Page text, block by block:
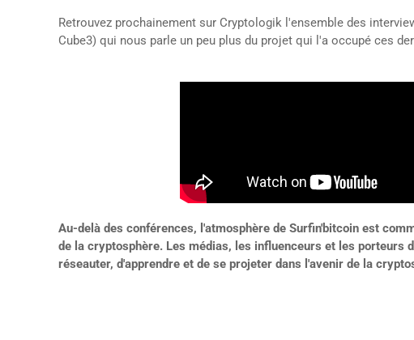
Retrouvez prochainement sur Cryptologik l'ensemble des
Cube3) qui nous parle un peu plus du projet qui l'a occupé ces
Au-delà des conférences, l'atmosphère de Surfin'bitcoin est
de la cryptosphère. Les médias, les influenceurs et les porteurs
réseauter, d'apprendre et de se projeter dans l'avenir de la